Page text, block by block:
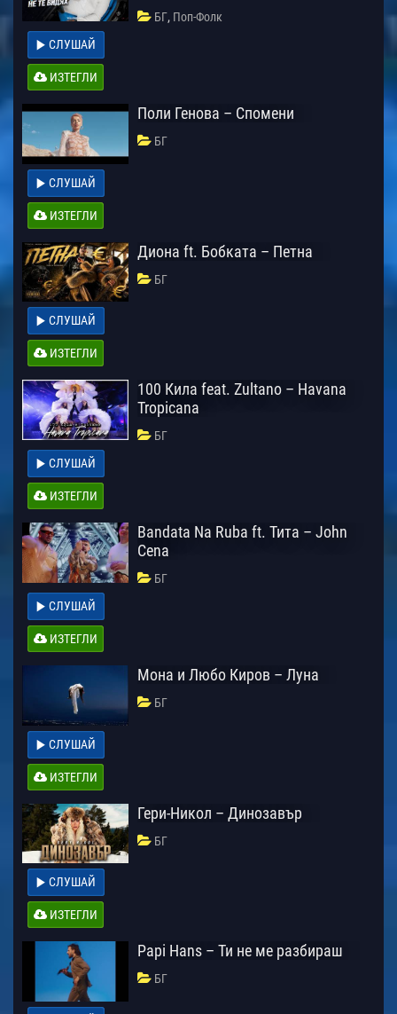
БГ, Поп-Фолк
СЛУШАЙ
ИЗТЕГЛИ
Поли Генова – Спомени
БГ
СЛУШАЙ
ИЗТЕГЛИ
Диона ft. Бобката – Петна
БГ
СЛУШАЙ
ИЗТЕГЛИ
100 Кила feat. Zultano – Havana
Tropicana
БГ
СЛУШАЙ
ИЗТЕГЛИ
Bandata Na Ruba ft. Тита – John
Cena
БГ
СЛУШАЙ
ИЗТЕГЛИ
Мона и Любо Киров – Луна
БГ
СЛУШАЙ
ИЗТЕГЛИ
Гери-Никол – Динозавър
БГ
СЛУШАЙ
ИЗТЕГЛИ
Papi Hans – Ти не ме разбираш
БГ